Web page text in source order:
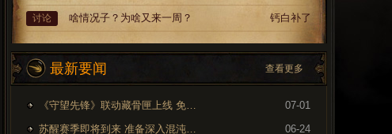
讨论 啥情况子？为啥又来一周？ 钙白补了
最新要闻 查看更多
《守望先锋》联动藏骨匣上线 免费领取专属外观
07-01
苏醒赛季即将到来 准备深入混沌裂隙
06-24